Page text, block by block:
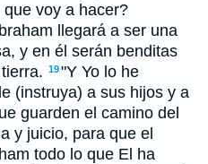
voy a hacer?
llegará a ser una
y en él serán benditas
19"Y Yo lo he
(instruya) a sus hijos y a
guarden el camino del
y juicio, para que el
todo lo que El ha